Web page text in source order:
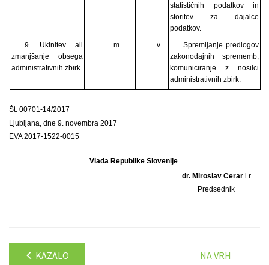
statističnih podatkov in
storitev za dajalce
podatkov.
9. Ukinitev ali
zmanjšanje obsega
administrativnih zbirk.
m v
Spremljanje predlogov
zakonodajnih sprememb;
komuniciranje z nosilci
administrativnih zbirk.
Št. 00701-14/2017
Ljubljana, dne 9. novembra 2017
EVA 2017-1522-0015
Vlada Republike Slovenije
dr. Miroslav Cerar l.r.
Predsednik
KAZALO NA VRH